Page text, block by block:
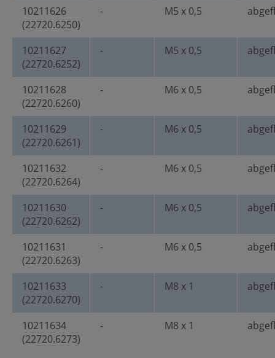
10211626
(22720.6250)
- M5 x 0,5
10211627
(22720.6252)
- M5 x 0,5
10211628
(22720.6260)
- M6 x 0,5
10211629
(22720.6261)
- M6 x 0,5
10211632
(22720.6264)
- M6 x 0,5
10211630
(22720.6262)
- M6 x 0,5
10211631
(22720.6263)
- M6 x 0,5
10211633
(22720.6270)
- M8 x 1
10211634
(22720.6273)
- M8 x 1